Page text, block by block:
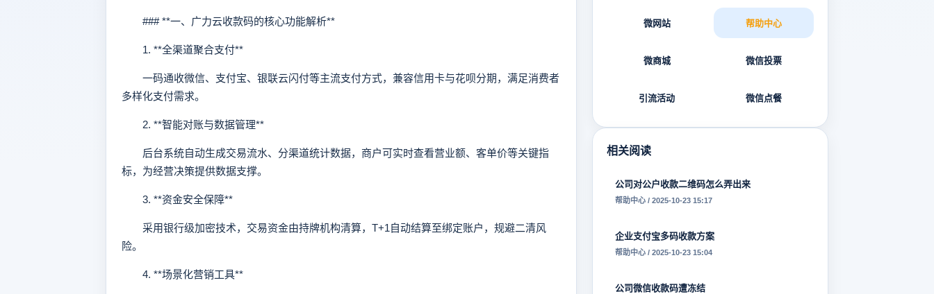
### **一、广力云收款码的核心功能解析**
1. **全渠道聚合支付**
一码通收微信、支付宝、银联云闪付等主流支付方式，兼容信用卡与花呗分期，满足消费者
多样化支付需求。
2. **智能对账与数据管理**
后台系统自动生成交易流水、分渠道统计数据，商户可实时查看营业额、客单价等关键指
标，为经营决策提供数据支撑。
3. **资金安全保障**
采用银行级加密技术，交易资金由持牌机构清算，T+1自动结算至绑定账户，规避二清风
险。
4. **场景化营销工具**
微网站 帮助中心
微商城 微信投票
引流活动 微信点餐
相关阅读
公司对公户收款二维码怎么弄出来
帮助中心 / 2025-10-23 15:17
企业支付宝多码收款方案
帮助中心 / 2025-10-23 15:04
公司微信收款码遭冻结